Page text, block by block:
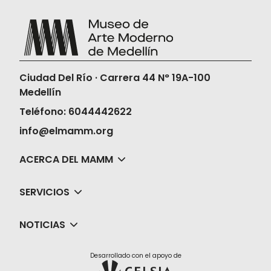
Una vez compres tus boletas, el Museo
no realizará la devolución ni en dinero ni
en cambios de fechas, horas o películas.
Ciudad Del Río · Carrera 44 N° 19A-100
Medellín
Teléfono: 6044442622
info@elmamm.org
ACERCA DEL MAMM
SERVICIOS
NOTICIAS
Desarrollado con el apoyo de